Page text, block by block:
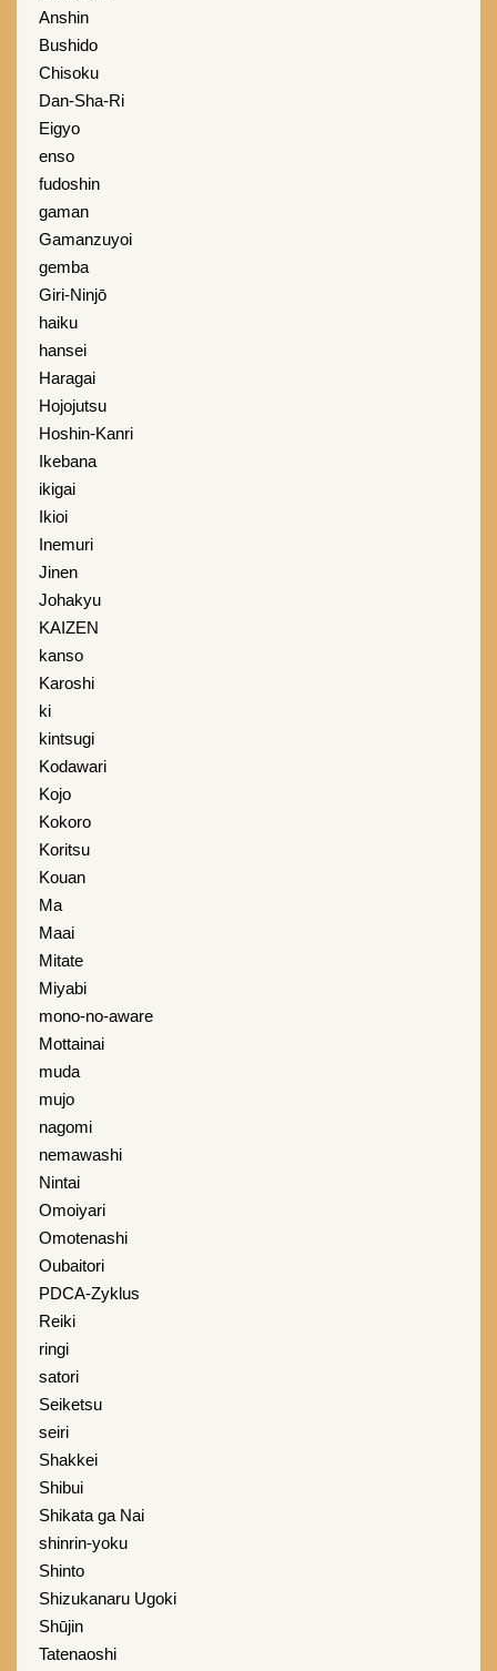
Anshin
Bushido
Chisoku
Dan-Sha-Ri
Eigyo
enso
fudoshin
gaman
Gamanzuyoi
gemba
Giri-Ninjō
haiku
hansei
Haragai
Hojojutsu
Hoshin-Kanri
Ikebana
ikigai
Ikioi
Inemuri
Jinen
Johakyu
KAIZEN
kanso
Karoshi
ki
kintsugi
Kodawari
Kojo
Kokoro
Koritsu
Kouan
Ma
Maai
Mitate
Miyabi
mono-no-aware
Mottainai
muda
mujo
nagomi
nemawashi
Nintai
Omoiyari
Omotenashi
Oubaitori
PDCA-Zyklus
Reiki
ringi
satori
Seiketsu
seiri
Shakkei
Shibui
Shikata ga Nai
shinrin-yoku
Shinto
Shizukanaru Ugoki
Shūjin
Tatenaoshi